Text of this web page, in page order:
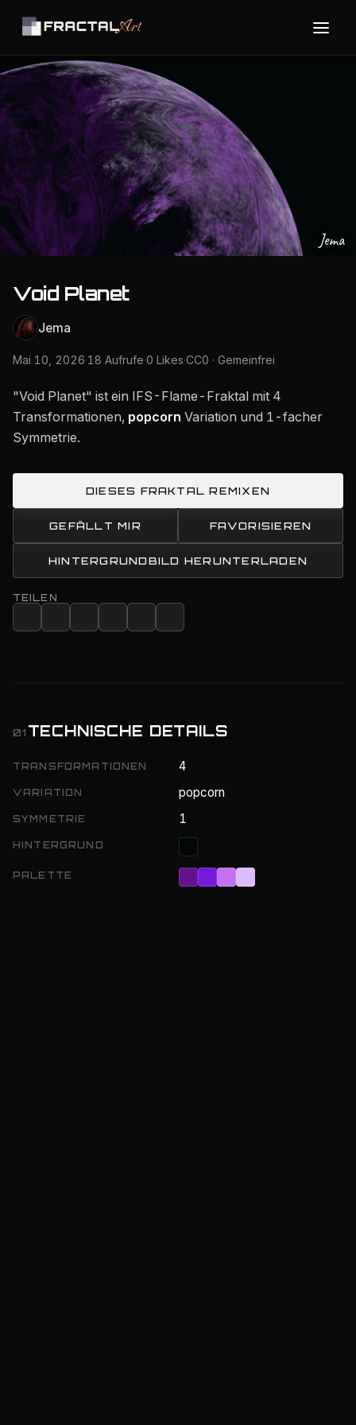
Jema
Void Planet
Jema
Mai 10, 2026·18 Aufrufe·0 Likes·CC0 · Gemeinfrei
"Void Planet" ist ein IFS-Flame-Fraktal mit 4
Transformationen, popcorn Variation und 1-facher
Symmetrie.
DIESES FRAKTAL REMIXEN
GEFÄLLT MIR FAVORISIEREN
HINTERGRUNDBILD HERUNTERLADEN
TEILEN
01 TECHNISCHE DETAILS
TRANSFORMATIONEN 4
VARIATION popcorn
SYMMETRIE 1
HINTERGRUND
PALETTE